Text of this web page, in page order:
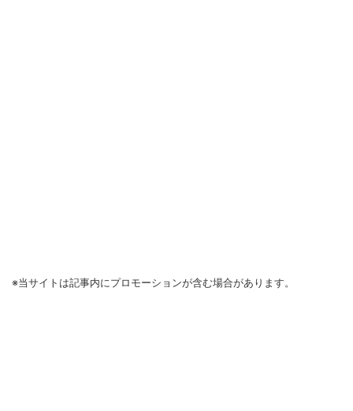
※当サイトは記事内にプロモーションが含む場合があります。